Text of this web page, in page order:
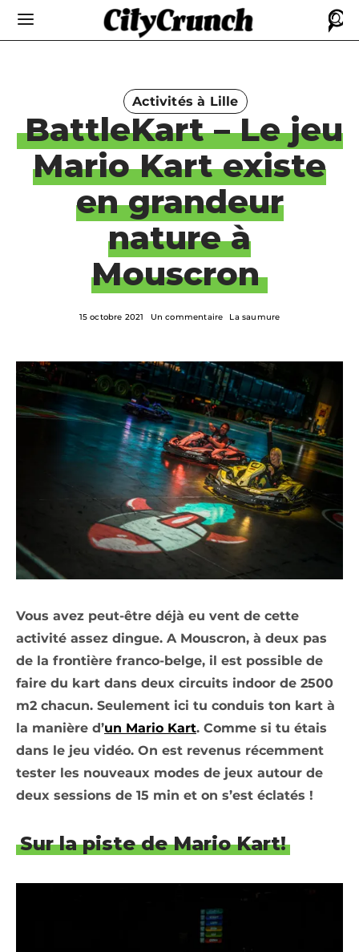
Activités à Lille
BattleKart – Le jeu
Mario Kart existe
en grandeur
nature à
Mouscron
15 octobre 2021 Un commentaire La saumure
Vous avez peut-être déjà eu vent de cette
activité assez dingue. A Mouscron, à deux pas
de la frontière franco-belge, il est possible de
faire du kart dans deux circuits indoor de 2500
m2 chacun. Seulement ici tu conduis ton kart à
la manière d’un Mario Kart. Comme si tu étais
dans le jeu vidéo. On est revenus récemment
tester les nouveaux modes de jeux autour de
deux sessions de 15 min et on s’est éclatés !
Sur la piste de Mario Kart!